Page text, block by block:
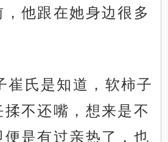
他跟在她身边很多
崔氏是知道，软柿子
不还嘴，想来是不
是有过亲热了，也